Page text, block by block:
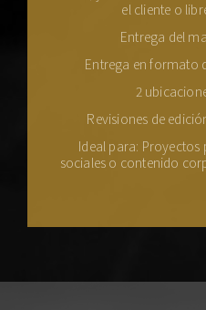
el cliente o
Entrega del
Entrega en formato
2
Revisiones de
Ideal para:
sociales o contenido